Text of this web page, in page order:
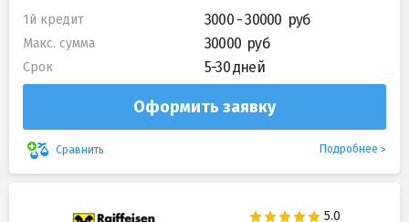
1й кредит 3000 - 30000
Макс. сумма 30000
Срок 5-30 дней
Оформить заявку
Сравнить Подробнее